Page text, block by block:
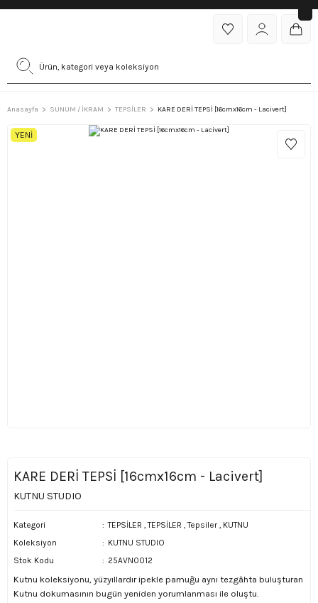
Anasayfa SUNUM / İKRAM TEPSİLER KARE DERİ TEPSİ [16cmx16cm - Lacivert]
YENİ
KARE DERİ TEPSİ [16cmx16cm - Lacivert]
KUTNU STUDIO
Kategori TEPSİLER ,TEPSİLER ,Tepsiler , KUTNU
Koleksiyon
KUTNU STUDIO
Stok Kodu
25AVN0012
Kutnu koleksiyonu, yüzyıllardır ipekle pamuğu aynı tezgâhta buluşturan
Kutnu dokumasının bugün yeniden yorumlanması ile oluştu.